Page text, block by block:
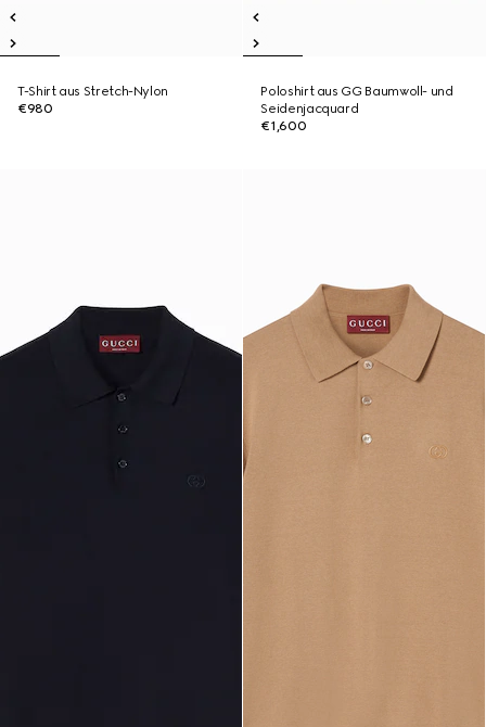
T-Shirt aus Stretch-Nylon
€980
Poloshirt aus GG Baumwoll- und
Seidenjacquard
€1,600